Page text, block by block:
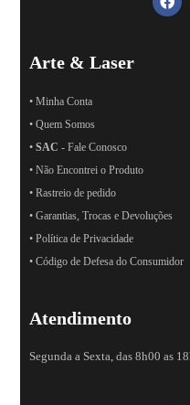
Arte & Laser
• Minha Conta
• Quem Somos
•SAC - Fale Conosco
• Não Encontrei o Produto
• Rastreio de pedido
• Garantias, Trocas e Devoluções
• Política de Privacidade
• Código de Defesa do Consumidor
Atendimento
Segunda a Sexta, das 8h00 as